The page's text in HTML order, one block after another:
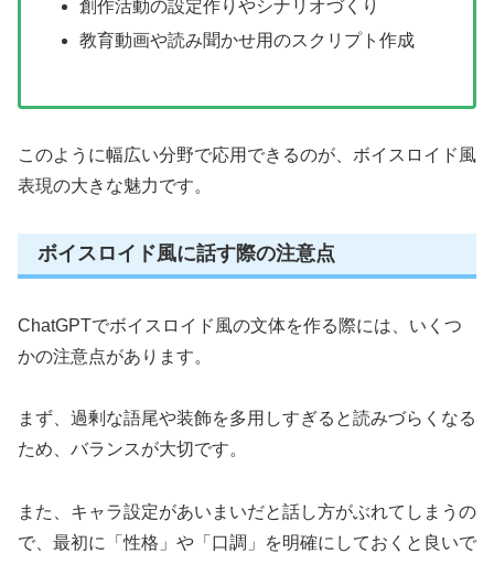
創作活動の設定作りやシナリオづくり
教育動画や読み聞かせ用のスクリプト作成
このように幅広い分野で応用できるのが、ボイスロイド風
表現の大きな魅力です。
ボイスロイド風に話す際の注意点
ChatGPTでボイスロイド風の文体を作る際には、いくつ
かの注意点があります。
まず、過剰な語尾や装飾を多用しすぎると読みづらくなる
ため、バランスが大切です。
また、キャラ設定があいまいだと話し方がぶれてしまうの
で、最初に「性格」や「口調」を明確にしておくと良いで